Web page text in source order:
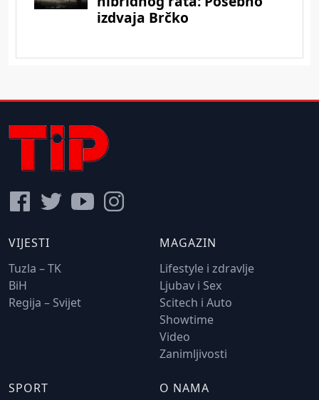
VIJESTI
Tuzla – TK
BiH
Regija – Svijet
MAGAZIN
Lifestyle i zdravlje
Ljubav i Sex
Scitech i Auto
Showtime
Video
Zanimljivosti
SPORT O NAMA